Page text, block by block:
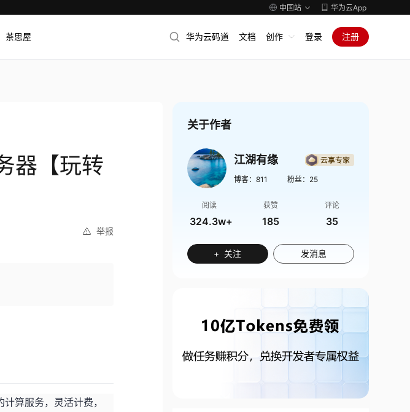
中国站 华为云App
茶思屋 华为云码道 文档 创作 登录 注册
器【玩转
举报
算服务，灵活计费，
关于作者
江湖有缘
博客： 811 粉丝： 25
阅读
324.3w+
获赞
185
评论
35
+ 关注 发消息